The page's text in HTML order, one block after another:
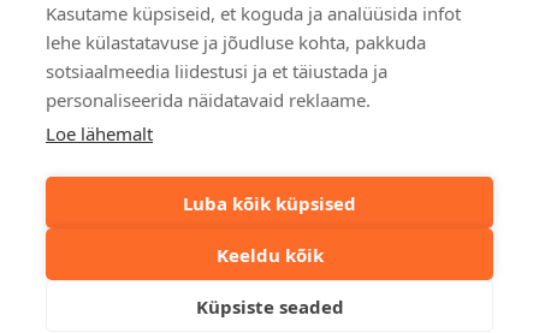
Kasutame küpsiseid, et koguda ja analüüsida infot
lehe külastatavuse ja jõudluse kohta, pakkuda
sotsiaalmeedia liidestusi ja et täiustada ja
personaliseerida näidatavaid reklaame.
Loe lähemalt
Luba kõik küpsised
Keeldu kõik
Küpsiste seaded
Kontakt
Tulika põik 3, Tallinn
info@kinkston.ee
+372 6989 100
Sotsiaalmeedia
©2026. Kinkston. Kõik õigused kaitstud.